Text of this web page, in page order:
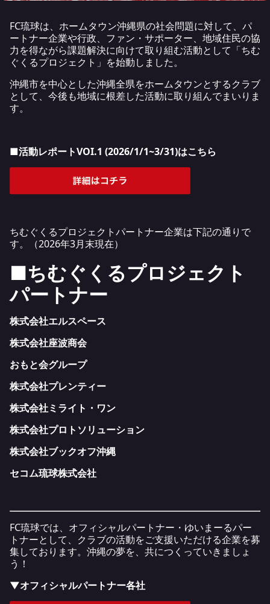
FC琉球は、ホームタウン沖縄県の社会問題に対して、パ
ートナー企業や行政、ファン・サポーター、地域住民の協
力を得ながら課題解決に向けて取り組む活動として「ちむ
ぐくるプロジェクト」を始動しました。
沖縄市を中心とした沖縄全県をホームタウンとするクラブ
として、今後も地域に根差した活動に取り組んでまいりま
す。
■活動レポートVOI.1 (2026/1/1~3/31)はこちら
ちむぐくるプロジェクトパートナー企業は下記の通りで
す。（2026年3月末現在）
■ちむぐくるプロジェクト
パートナー
株式会社エルスペース
株式会社座波商会
おもと会グループ
株式会社プレンティー
株式会社ミライト・ワン
株式会社プロトソリューション
株式会社ブックオフ沖縄
セコム琉球株式会社
FC琉球では、オフィシャルパートナー・ゆいまーるパー
トナーとして、クラブの活動をご支援いただける企業を募
集しております。沖縄の夢を、共につくっていきましょ
う！
▼オフィシャルパートナー各社